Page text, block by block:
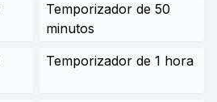
Temporizador de 50
minutos
Temporizador de 1 hora